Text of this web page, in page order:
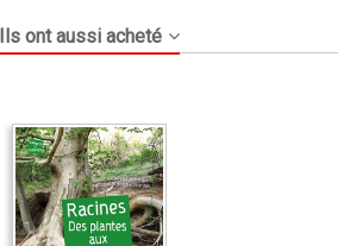
Ils ont aussi acheté